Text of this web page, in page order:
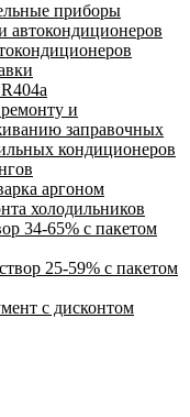
приборы
автокондиционеров
и
заправочных
кондиционеров
аргоном
холодильников
34-65% с пакетом
25-59% с пакетом
с дисконтом